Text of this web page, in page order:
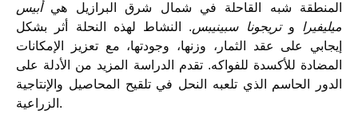
المنطقة شبه القاحلة في شمال شرق البرازيل هيأبيس
ميليفيرا وتريجونا سبينيبس. النشاط لهذه النحلة أثر بشكل
إيجابي على عقد الثمار، وزنها، وجودتها، مع تعزيز الإمكانات
المضادة للأكسدة للفواكه. تقدم الدراسة المزيد من الأدلة على
الدور الحاسم الذي تلعبه النحل في تلقيح المحاصيل والإنتاجية
الزراعية.